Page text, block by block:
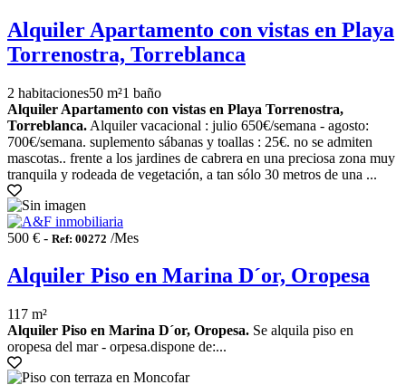
Alquiler Apartamento con vistas en Playa
Torrenostra, Torreblanca
2 habitaciones50 m²1 baño
Alquiler Apartamento con vistas en Playa Torrenostra,
Torreblanca. Alquiler vacacional : julio 650€/semana - agosto:
700€/semana. suplemento sábanas y toallas : 25€. no se admiten
mascotas.. frente a los jardines de cabrera en una preciosa zona muy
tranquila y rodeada de vegetación, a tan sólo 30 metros de una ...
500 € - Ref: 00272 /Mes
Alquiler Piso en Marina D´or, Oropesa
117 m²
Alquiler Piso en Marina D´or, Oropesa. Se alquila piso en
oropesa del mar - orpesa.dispone de:...